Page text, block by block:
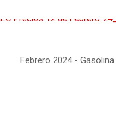
Febrero 2024 - Gasolina